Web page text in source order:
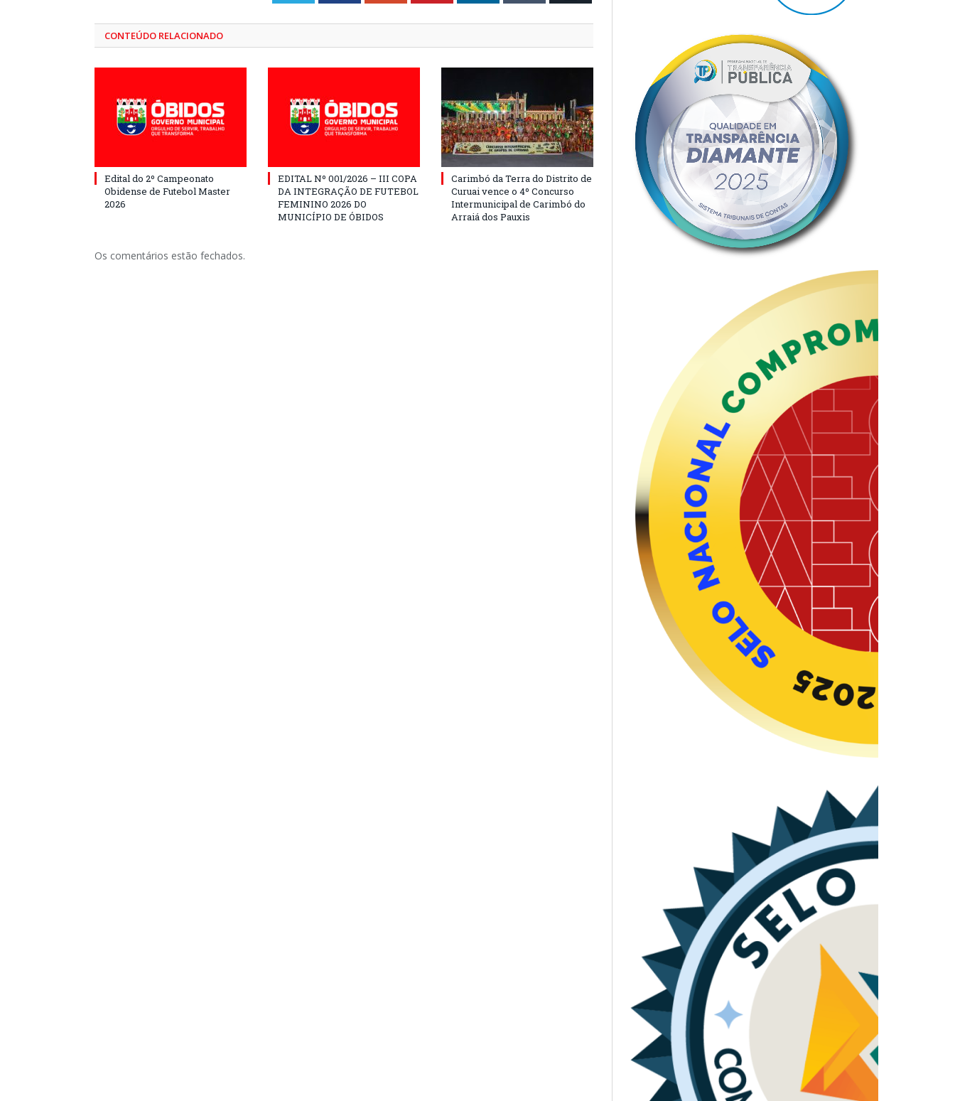
CONTEÚDO RELACIONADO
Edital do 2º Campeonato
Obidense de Futebol Master
2026
EDITAL Nº 001/2026 – III COPA
DA INTEGRAÇÃO DE FUTEBOL
FEMININO 2026 DO
MUNICÍPIO DE ÓBIDOS
Carimbó da Terra do Distrito de
Curuai vence o 4º Concurso
Intermunicipal de Carimbó do
Arraiá dos Pauxis
Os comentários estão fechados.